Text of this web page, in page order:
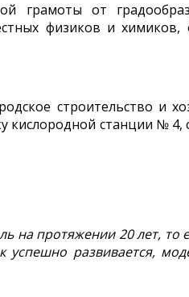
грамоты от
физиков и химиков,
строительство и
станции № 4,
на протяжении 20 лет,
развивается,